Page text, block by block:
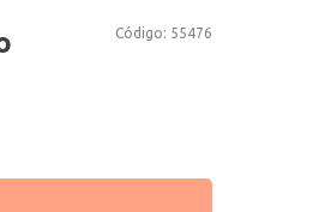
Código: 55476